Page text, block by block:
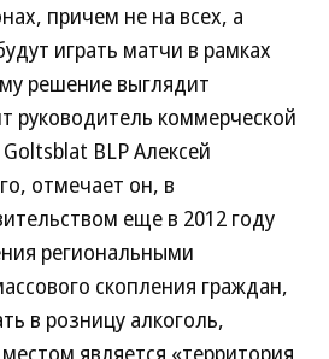
причем не на всех, а
играть матчи в рамках
решение выглядит
руководитель коммерческой
BLP Алексей
отмечает он, в
еще в 2012 году
региональными
скопления граждан,
в розницу алкоголь,
является «территория,